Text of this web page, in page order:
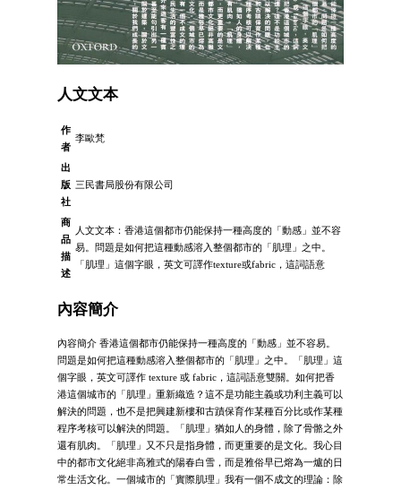
人文文本
作
者
李歐梵
出
版
社
三民書局股份有限公司
商
品
描
述
人文文本：香港這個都市仍能保持一種高度的「動感」並不容
易。問題是如何把這種動感溶入整個都市的「肌理」之中。
「肌理」這個字眼，英文可譯作texture或fabric，這詞語意
內容簡介
內容簡介 香港這個都市仍能保持一種高度的「動感」並不容易。
問題是如何把這種動感溶入整個都市的「肌理」之中。「肌理」這
個字眼，英文可譯作 texture 或 fabric，這詞語意雙關。如何把香
港這個城市的「肌理」重新織造？這不是功能主義或功利主義可以
解決的問題，也不是把興建新樓和古蹟保育作某種百分比或作某種
程序考核可以解決的問題。「肌理」猶如人的身體，除了骨骼之外
還有肌肉。「肌理」又不只是指身體，而更重要的是文化。我心目
中的都市文化絕非高雅式的陽春白雪，而是雅俗早已熔為一爐的日
常生活文化。一個城市的「實際肌理」我有一個不成文的理論：除